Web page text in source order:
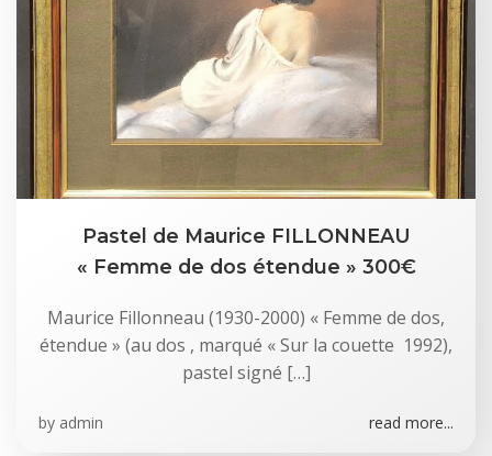
Pastel de Maurice FILLONNEAU
« Femme de dos étendue » 300€
Maurice Fillonneau (1930-2000) « Femme de dos,
étendue » (au dos , marqué « Sur la couette 1992),
pastel signé […]
by admin read more...